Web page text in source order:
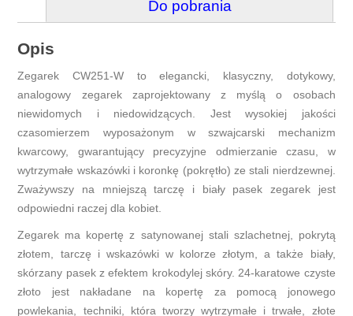
Do pobrania
Opis
Zegarek CW251-W to elegancki, klasyczny, dotykowy,
analogowy zegarek zaprojektowany z myślą o osobach
niewidomych i niedowidzących. Jest wysokiej jakości
czasomierzem wyposażonym w szwajcarski mechanizm
kwarcowy, gwarantujący precyzyjne odmierzanie czasu, w
wytrzymałe wskazówki i koronkę (pokrętło) ze stali nierdzewnej.
Zważywszy na mniejszą tarczę i biały pasek zegarek jest
odpowiedni raczej dla kobiet.
Zegarek ma kopertę z satynowanej stali szlachetnej, pokrytą
złotem, tarczę i wskazówki w kolorze złotym, a także biały,
skórzany pasek z efektem krokodylej skóry. 24-karatowe czyste
złoto jest nakładane na kopertę za pomocą jonowego
powlekania, techniki, która tworzy wytrzymałe i trwałe, złote